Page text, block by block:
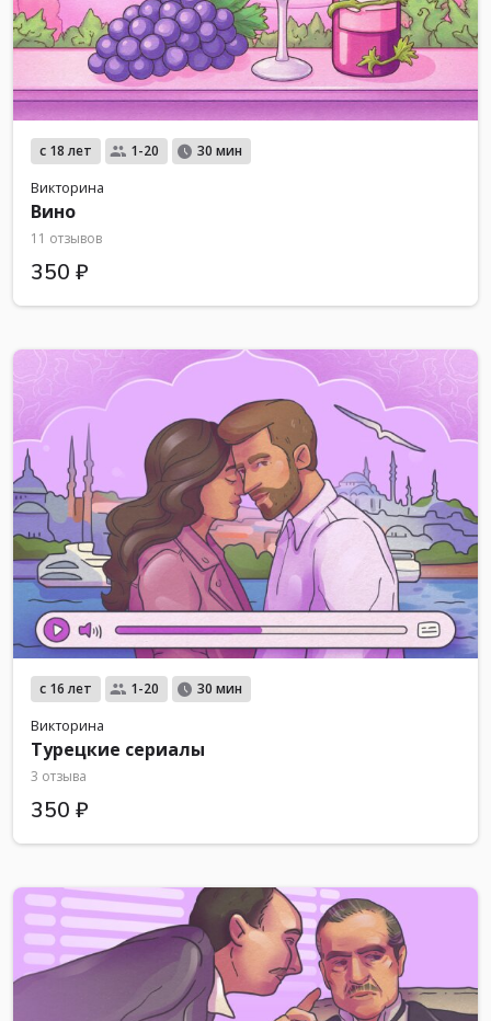
с 18 лет 1-20 30 мин
Викторина
Вино
11 отзывов
350 ₽
с 16 лет 1-20 30 мин
Викторина
Турецкие сериалы
3 отзыва
350 ₽